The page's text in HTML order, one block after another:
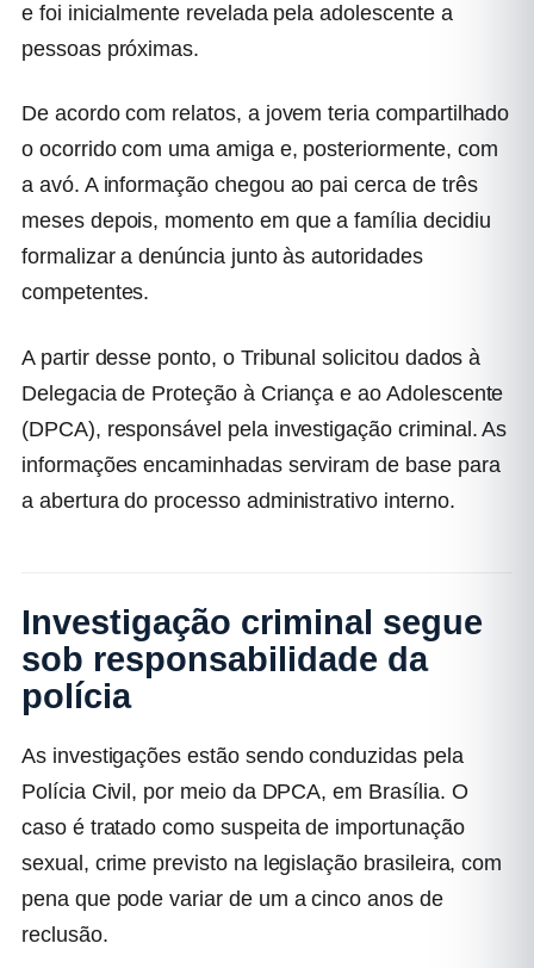
e foi inicialmente revelada pela adolescente a
pessoas próximas.
De acordo com relatos, a jovem teria compartilhado
o ocorrido com uma amiga e, posteriormente, com
a avó. A informação chegou ao pai cerca de três
meses depois, momento em que a família decidiu
formalizar a denúncia junto às autoridades
competentes.
A partir desse ponto, o Tribunal solicitou dados à
Delegacia de Proteção à Criança e ao Adolescente
(DPCA), responsável pela investigação criminal. As
informações encaminhadas serviram de base para
a abertura do processo administrativo interno.
Investigação criminal segue
sob responsabilidade da
polícia
As investigações estão sendo conduzidas pela
Polícia Civil, por meio da DPCA, em Brasília. O
caso é tratado como suspeita de importunação
sexual, crime previsto na legislação brasileira, com
pena que pode variar de um a cinco anos de
reclusão.